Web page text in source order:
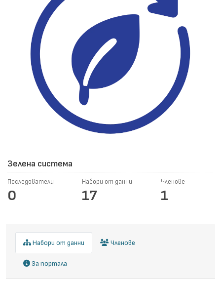
Зелена система
Последователи
0
Набори от данни
17
Членове
1
Набори от данни Членове
За портала